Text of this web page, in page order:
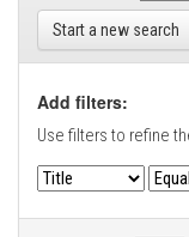
Start a new search
Add filters:
Use filters to refine